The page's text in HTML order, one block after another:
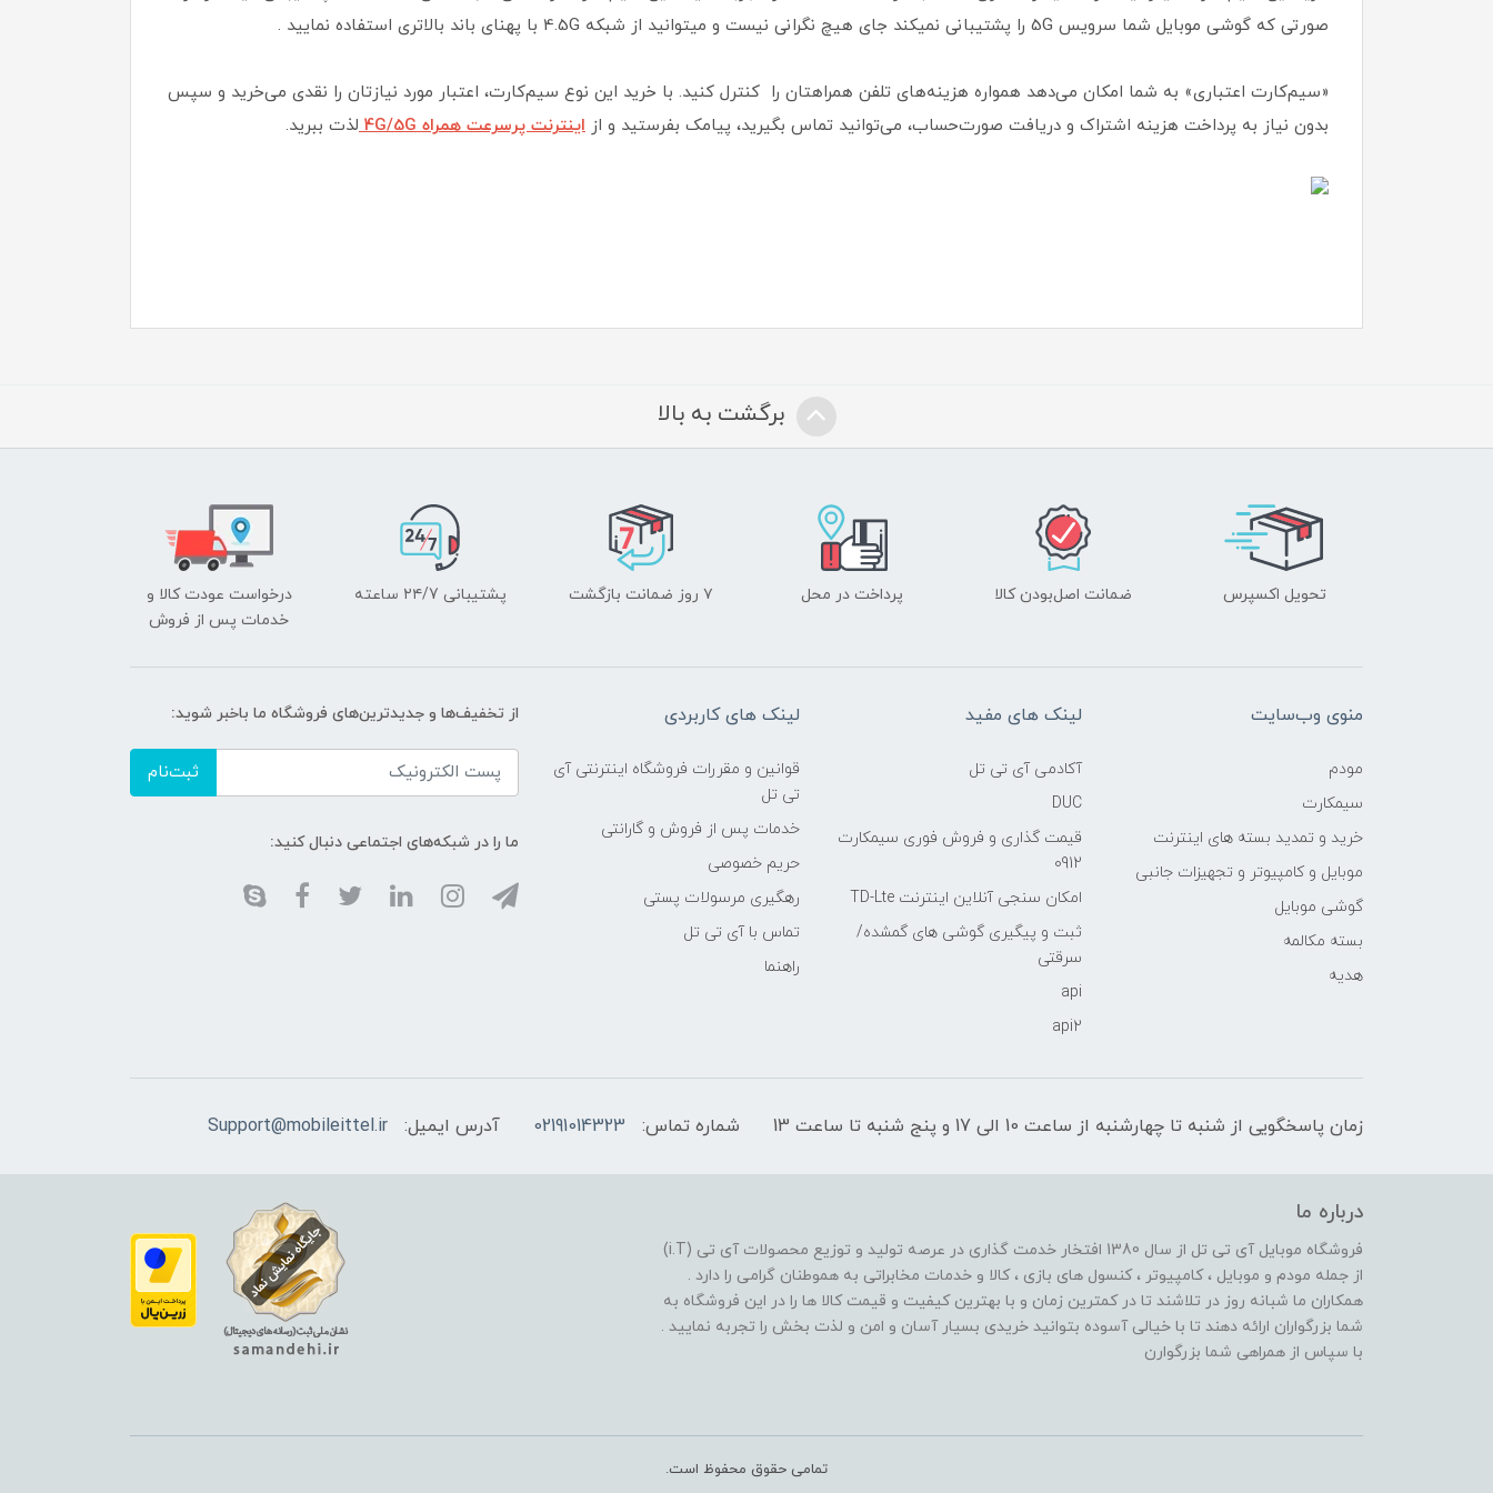
صورتی که گوشی موبایل شما سرویس 5G را پشتیبانی نمیکند جای هیچ نگرانی نیست و میتوانید از شبکه 4.5G با پهنای باند بالاتری استفاده نمایید .
«سیم‌کارت اعتباری» به شما امکان می‌دهد همواره هزینه‌های تلفن همراهتان را کنترل کنید. با خرید این نوع سیم‌کارت، اعتبار مورد نیازتان را نقدی می‌خرید و سپس
بدون نیاز به پرداخت هزینه اشتراک و دریافت صورت‌حساب، می‌توانید تماس بگیرید، پیامک بفرستید و از اینترنت پرسرعت همراه 4G/5G لذت ببرید.
برگشت به بالا
تحویل اکسپرس ضمانت اصل‌بودن کالا پرداخت در محل ۷ روز ضمانت بازگشت پشتیبانی ۲۴/7 ساعته
درخواست عودت کالا و
خدمات پس از فروش
منوی وب‌سایت
مودم
سیمکارت
خرید و تمدید بسته های اینترنت
موبایل و کامپیوتر و تجهیزات جانبی
گوشی موبایل
بسته مکالمه
هدیه
لینک های مفید
آکادمی آی تی تل
DUC
قیمت گذاری و فروش فوری سیمکارت
0912
امکان سنجی آنلاین اینترنت TD-Lte
ثبت و پیگیری گوشی های گمشده/
سرقتی
api
api2
لینک های کاربردی
قوانین و مقررات فروشگاه اینترنتی آی
تی تل
خدمات پس از فروش و گارانتی
حریم خصوصی
رهگیری مرسولات پستی
تماس با آی تی تل
راهنما
از تخفیف‌ها و جدیدترین‌های فروشگاه ما باخبر شوید:
ثبت‌نام
ما را در شبکه‌های اجتماعی دنبال کنید:
زمان پاسخگویی از شنبه تا چهارشنبه از ساعت 10 الی 17 و پنج شنبه تا ساعت 13 شماره تماس: 02191014323 آدرس ایمیل: Support@mobileittel.ir
درباره ما
فروشگاه موبایل آی تی تل از سال 1380 افتخار خدمت گذاری در عرصه تولید و توزیع محصولات آی تی (i.T)
از جمله مودم و موبایل ، کامپیوتر ، کنسول های بازی ، کالا و خدمات مخابراتی به هموطنان گرامی را دارد .
همکاران ما شبانه روز در تلاشند تا در کمترین زمان و با بهترین کیفیت و قیمت کالا ها را در این فروشگاه به
شما بزرگواران ارائه دهند تا با خیالی آسوده بتوانید خریدی بسیار آسان و امن و لذت بخش را تجربه نمایید .
با سپاس از همراهی شما بزرگوارن
تمامی حقوق محفوظ است.